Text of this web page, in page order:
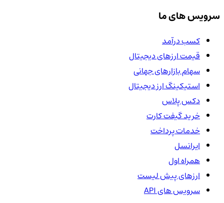
سرویس های ما
کسب درآمد
قیمت ارزهای دیجیتال
سهام بازارهای جهانی
استیکینگ ارز دیجیتال
دکس پلاس
خرید گیفت کارت
خدمات پرداخت
ایرانسل
همراه اول
ارزهای پیش لیست
سرویس های API